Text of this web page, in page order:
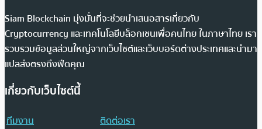
Siam Blockchain มุ่งมั่นที่จะช่วยนำเสนอสารเกี่ยวกับ
Cryptocurrency และเทคโนโลยีบล็อกเชนเพื่อคนไทย ในภาษาไทย เรา
รวบรวมข้อมูลส่วนใหญ่จากเว็บไซต์และเว็บบอร์ดต่างประเทศและนำมา
แปลส่งตรงถึงฟีดคุณ
เกี่ยวกับเว็บไซต์นี้
ทีมงาน
ติดต่อเรา